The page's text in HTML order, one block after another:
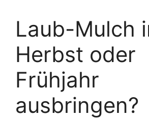
Laub-Mulch
Herbst oder
Frühjahr
ausbringen?